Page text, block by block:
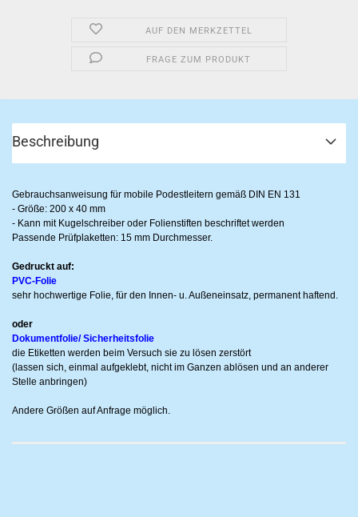
AUF DEN MERKZETTEL
FRAGE ZUM PRODUKT
Beschreibung
Gebrauchsanweisung für mobile Podestleitern gemäß DIN EN 131
- Größe: 200 x 40 mm
- Kann mit Kugelschreiber oder Folienstiften beschriftet werden
Passende Prüfplaketten: 15 mm Durchmesser.
Gedruckt auf:
PVC-Folie
sehr hochwertige Folie, für den Innen- u. Außeneinsatz, permanent haftend.
oder
Dokumentfolie/ Sicherheitsfolie
die Etiketten werden beim Versuch sie zu lösen zerstört
(lassen sich, einmal aufgeklebt, nicht im Ganzen ablösen und an anderer
Stelle anbringen)
Andere Größen auf Anfrage möglich.